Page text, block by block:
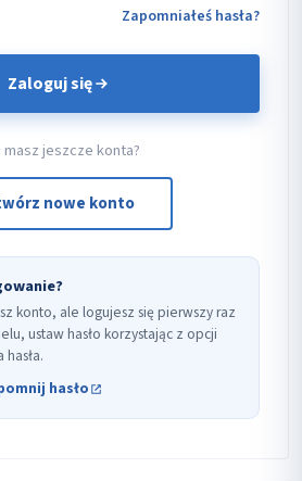
Zapomniałeś hasła?
Zaloguj się
masz jeszcze konta?
nowe konto
konto, ale logujesz się pierwszy raz
ustaw hasło korzystając z opcji
hasło